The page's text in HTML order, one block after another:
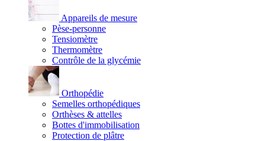
Appareils de mesure
Pèse-personne
Tensiomètre
Thermomètre
Contrôle de la glycémie
Orthopédie
Semelles orthopédiques
Orthèses & attelles
Bottes d'immobilisation
Protection de plâtre